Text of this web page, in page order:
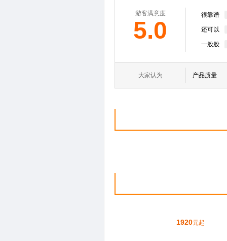
游客满意度
5.0
很靠谱
还可以
一般般
大家认为 产品质量
1920元起